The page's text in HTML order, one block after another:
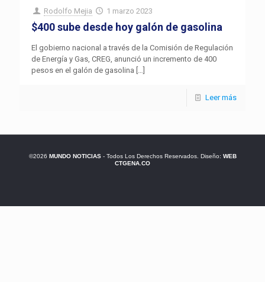
Rodolfo Mejia 1 marzo 2023
$400 sube desde hoy galón de gasolina
El gobierno nacional a través de la Comisión de Regulación
de Energía y Gas, CREG, anunció un incremento de 400
pesos en el galón de gasolina […]
Leer más
©2026 MUNDO NOTICIAS- Todos Los Derechos Reservados. Diseño: WEB
CTGENA.CO